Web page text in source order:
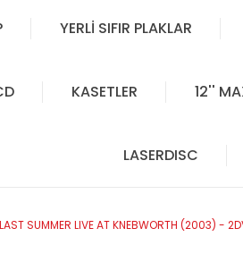
YERLİ SIFIR PLAKLAR
KASETLER 12''
LASERDISC
SUMMER LIVE AT KNEBWORTH (2003) -